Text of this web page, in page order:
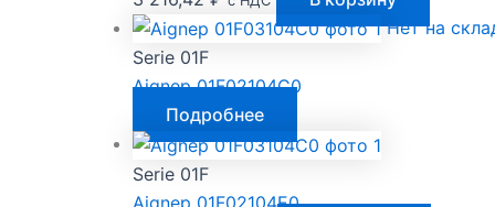
Нет на
Serie 01F
Aignep 01F02104C0
Подробнее
Serie 01F
Aignep 01F02104E0